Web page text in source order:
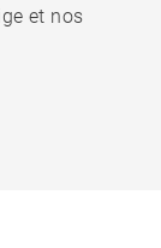
et nos